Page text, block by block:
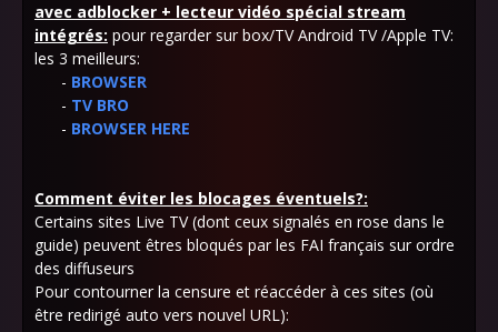
avec adblocker + lecteur vidéo spécial stream
intégrés: pour regarder sur box/TV Android TV /Apple TV:
les 3 meilleurs:
- BROWSER
- TV BRO
- BROWSER HERE
Comment éviter les blocages éventuels?:
Certains sites Live TV (dont ceux signalés en rose dans le
guide) peuvent êtres bloqués par les FAI français sur ordre
des diffuseurs
Pour contourner la censure et réaccéder à ces sites (où
être redirigé auto vers nouvel URL):